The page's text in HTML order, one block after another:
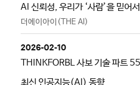
AI 신뢰성, 우리가 ‘사람’을 믿어
더에이아이(THE AI)
2026-02-10
THINKFORBL 사보 기술 파트
최신 인공지능(AI) 동향